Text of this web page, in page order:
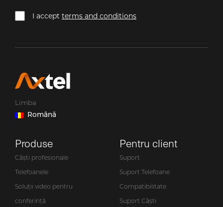
I accept terms and conditions
Limba
Română
Produse
Căști profesionale
Telefoanele
Soluții video pentru
conferință
Pentru client
Suport
Suport Telefoane
Compatibilitate
Suport Căști